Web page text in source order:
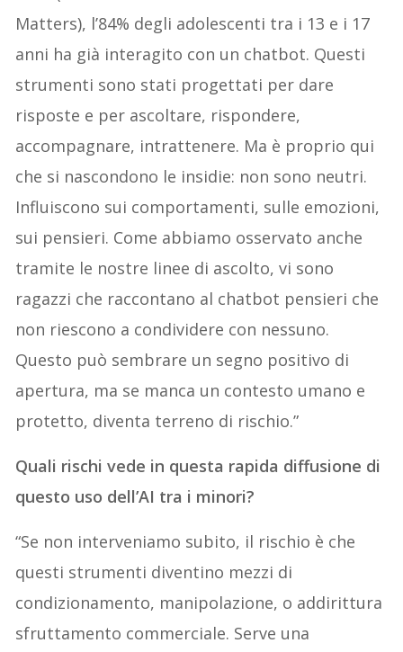
Matters), l’84% degli adolescenti tra i 13 e i 17
anni ha già interagito con un chatbot. Questi
strumenti sono stati progettati per dare
risposte e per ascoltare, rispondere,
accompagnare, intrattenere. Ma è proprio qui
che si nascondono le insidie: non sono neutri.
Influiscono sui comportamenti, sulle emozioni,
sui pensieri. Come abbiamo osservato anche
tramite le nostre linee di ascolto, vi sono
ragazzi che raccontano al chatbot pensieri che
non riescono a condividere con nessuno.
Questo può sembrare un segno positivo di
apertura, ma se manca un contesto umano e
protetto, diventa terreno di rischio.”
Quali rischi vede in questa rapida diffusione di
questo uso dell’AI tra i minori?
“Se non interveniamo subito, il rischio è che
questi strumenti diventino mezzi di
condizionamento, manipolazione, o addirittura
sfruttamento commerciale. Serve una